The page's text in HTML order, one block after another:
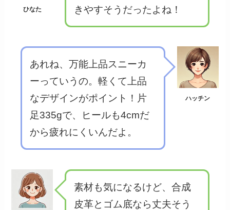
ひなた
きやすそうだったよね！
ハッチン
あれね、万能上品スニーカ
ーっていうの。軽くて上品
なデザインがポイント！片
足335gで、ヒールも4cmだ
から疲れにくいんだよ。
素材も気になるけど、合成
皮革とゴム底なら丈夫そう